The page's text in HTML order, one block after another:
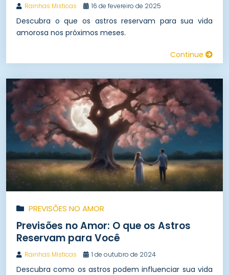
Rainhas Misticas 16 de fevereiro de 2025
Descubra o que os astros reservam para sua vida
amorosa nos próximos meses.
Continue
PREVISÕES NO AMOR
Previsões no Amor: O que os Astros
Reservam para Você
Rainhas Misticas 1 de outubro de 2024
Descubra como os astros podem influenciar sua vida